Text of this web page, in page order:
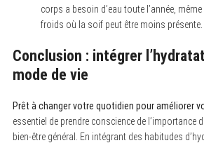
corps a besoin d’eau toute l’année,
froids où la soif peut être moins présente.
Conclusion : intégrer
mode de vie
Prêt à changer votre quotidien pour améliorer
essentiel de prendre conscience de l’importance
bien-être général. En intégrant des habitudes